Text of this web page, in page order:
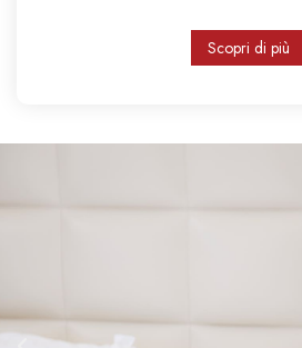
Scopri di più